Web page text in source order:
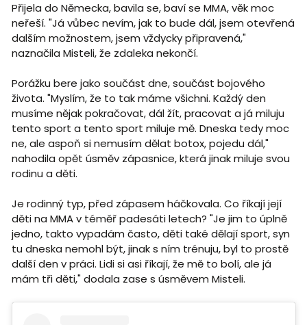
Přijela do Německa, bavila se, baví se MMA, věk moc
neřeší. "Já vůbec nevím, jak to bude dál, jsem otevřená
dalším možnostem, jsem vždycky připravená,"
naznačila Misteli, že zdaleka nekončí.
Porážku bere jako součást dne, součást bojového
života. "Myslím, že to tak máme všichni. Každý den
musíme nějak pokračovat, dál žít, pracovat a já miluju
tento sport a tento sport miluje mě. Dneska tedy moc
ne, ale aspoň si nemusím dělat botox, pojedu dál,"
nahodila opět úsměv zápasnice, která jinak miluje svou
rodinu a děti.
Je rodinný typ, před zápasem háčkovala. Co říkají její
děti na MMA v téměř padesáti letech? "Je jim to úplně
jedno, takto vypadám často, děti také dělají sport, syn
tu dneska nemohl být, jinak s ním trénuju, byl to prostě
další den v práci. Lidi si asi říkají, že mě to bolí, ale já
mám tři děti," dodala zase s úsměvem Misteli.